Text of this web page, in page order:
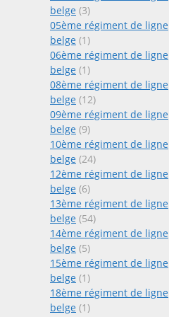
belge (3)
05ème régiment de ligne
belge (1)
06ème régiment de ligne
belge (1)
08ème régiment de ligne
belge (12)
09ème régiment de ligne
belge (9)
10ème régiment de ligne
belge (24)
12ème régiment de ligne
belge (6)
13ème régiment de ligne
belge (54)
14ème régiment de ligne
belge (5)
15ème régiment de ligne
belge (1)
18ème régiment de ligne
belge (1)